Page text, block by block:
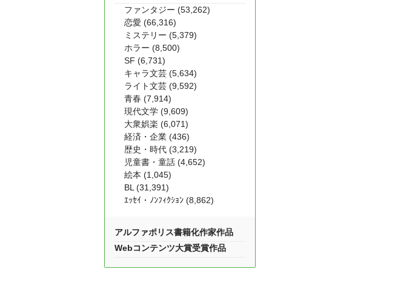
ファンタジー (53,262)
恋愛 (66,316)
ミステリー (5,379)
ホラー (8,500)
SF (6,731)
キャラ文芸 (5,634)
ライト文芸 (9,592)
青春 (7,914)
現代文学 (9,609)
大衆娯楽 (6,071)
経済・企業 (436)
歴史・時代 (3,219)
児童書・童話 (4,652)
絵本 (1,045)
BL (31,391)
ｴｯｾｲ・ﾉﾝﾌｨｸｼｮﾝ (8,862)
アルファポリス書籍化作家作品
Webコンテンツ大賞受賞作品